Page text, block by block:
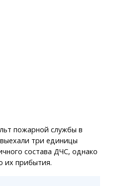
пожарной службы в
три единицы
состава ДЧС, однако
их прибытия.